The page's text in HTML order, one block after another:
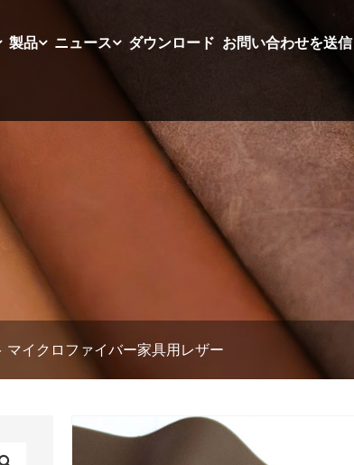
製品 ニュース ダウンロード お問い合わせを送信
マイクロファイバー家具用レザー